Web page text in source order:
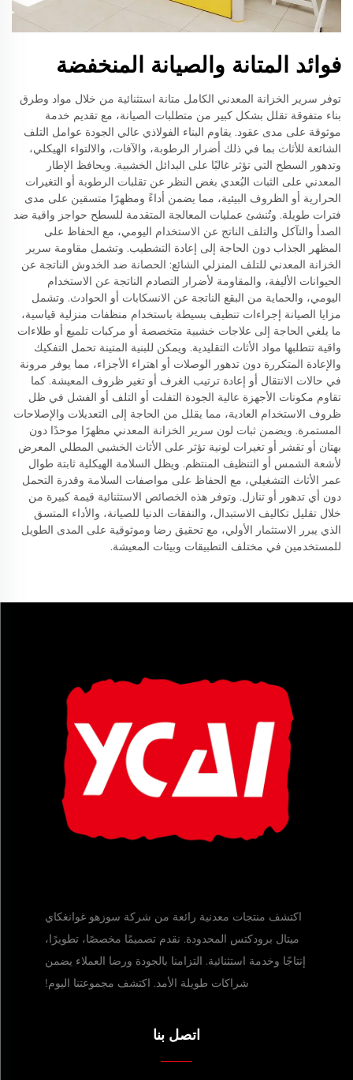
فوائد المتانة والصيانة المنخفضة
توفر سرير الخزانة المعدني الكامل متانة استثنائية من خلال مواد وطرق
بناء متفوقة تقلل بشكل كبير من متطلبات الصيانة، مع تقديم خدمة
موثوقة على مدى عقود. يقاوم البناء الفولاذي عالي الجودة عوامل التلف
الشائعة للأثاث بما في ذلك أضرار الرطوبة، والآفات، والالتواء الهيكلي،
وتدهور السطح التي تؤثر غالبًا على البدائل الخشبية. ويحافظ الإطار
المعدني على الثبات البُعدي بغض النظر عن تقلبات الرطوبة أو التغيرات
الحرارية أو الظروف البيئية، مما يضمن أداءً ومظهرًا متسقين على مدى
فترات طويلة. وتُنشئ عمليات المعالجة المتقدمة للسطح حواجز واقية ضد
الصدأ والتآكل والتلف الناتج عن الاستخدام اليومي، مع الحفاظ على
المظهر الجذاب دون الحاجة إلى إعادة التشطيب. وتشمل مقاومة سرير
الخزانة المعدني للتلف المنزلي الشائع: الحصانة ضد الخدوش الناتجة عن
الحيوانات الأليفة، والمقاومة لأضرار التصادم الناتجة عن الاستخدام
اليومي، والحماية من البقع الناتجة عن الانسكابات أو الحوادث. وتشمل
مزايا الصيانة إجراءات تنظيف بسيطة باستخدام منظفات منزلية قياسية،
ما يلغي الحاجة إلى علاجات خشبية متخصصة أو مركبات تلميع أو طلاءات
واقية تتطلبها مواد الأثاث التقليدية. ويمكن للبنية المتينة تحمل التفكيك
والإعادة المتكررة دون تدهور الوصلات أو اهتراء الأجزاء، مما يوفر مرونة
في حالات الانتقال أو إعادة ترتيب الغرف أو تغير ظروف المعيشة. كما
تقاوم مكونات الأجهزة عالية الجودة التفلت أو التلف أو الفشل في ظل
ظروف الاستخدام العادية، مما يقلل من الحاجة إلى التعديلات والإصلاحات
المستمرة. ويضمن ثبات لون سرير الخزانة المعدني مظهرًا موحدًا دون
بهتان أو تقشر أو تغيرات لونية تؤثر على الأثاث الخشبي المطلي المعرض
لأشعة الشمس أو التنظيف المنتظم. ويظل السلامة الهيكلية ثابتة طوال
عمر الأثاث التشغيلي، مع الحفاظ على مواصفات السلامة وقدرة التحمل
دون أي تدهور أو تنازل. وتوفر هذه الخصائص الاستثنائية قيمة كبيرة من
خلال تقليل تكاليف الاستبدال، والنفقات الدنيا للصيانة، والأداء المتسق
الذي يبرر الاستثمار الأولي، مع تحقيق رضا وموثوقية على المدى الطويل
للمستخدمين في مختلف التطبيقات وبيئات المعيشة.
اكتشف منتجات معدنية رائعة من شركة سوزهو غوانغكاي
ميتال برودكتس المحدودة. نقدم تصميمًا مخصصًا، تطويرًا،
إنتاجًا وخدمة استثنائية. التزامنا بالجودة ورضا العملاء يضمن
شراكات طويلة الأمد. اكتشف مجموعتنا اليوم!
اتصل بنا